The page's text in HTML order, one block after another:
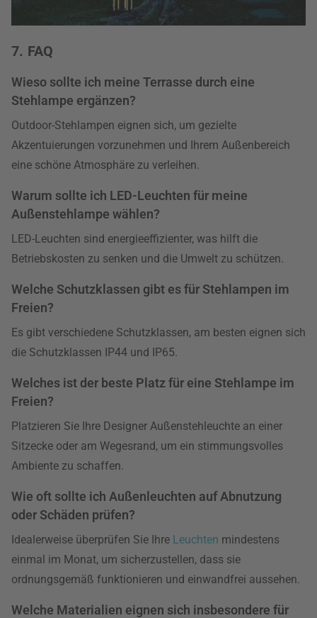
7. FAQ
Wieso sollte ich meine Terrasse durch eine
Stehlampe ergänzen?
Outdoor-Stehlampen eignen sich, um gezielte
Akzentuierungen vorzunehmen und Ihrem Außenbereich
eine schöne Atmosphäre zu verleihen.
Warum sollte ich LED-Leuchten für meine
Außenstehlampe wählen?
LED-Leuchten sind energieeffizienter, was hilft die
Betriebskosten zu senken und die Umwelt zu schützen.
Welche Schutzklassen gibt es für Stehlampen im
Freien?
Es gibt verschiedene Schutzklassen, am besten eignen sich
die Schutzklassen IP44 und IP65.
Welches ist der beste Platz für eine Stehlampe im
Freien?
Platzieren Sie Ihre Designer Außenstehleuchte an einer
Sitzecke oder am Wegesrand, um ein stimmungsvolles
Ambiente zu schaffen.
Wie oft sollte ich Außenleuchten auf Abnutzung
oder Schäden prüfen?
Idealerweise überprüfen Sie Ihre Leuchten mindestens
einmal im Monat, um sicherzustellen, dass sie
ordnungsgemäß funktionieren und einwandfrei aussehen.
Welche Materialien eignen sich insbesondere für